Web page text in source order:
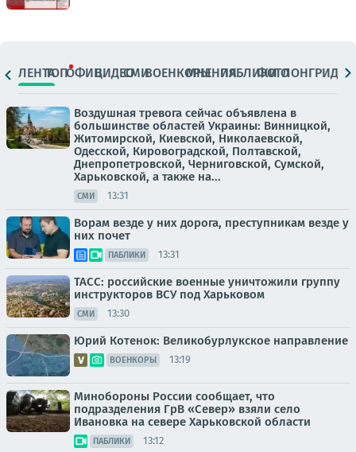
ЛЕНТАТОПОФИЦ.ВИДЕОСМИВОЕНКОРЫМНЕНИЯПАБЛИКИ
ФОТОЛОНГРИДЫ
Воздушная тревога сейчас объявлена в
большинстве областей Украины: Винницкой,
Житомирской, Киевской, Николаевской,
Одесской, Кировоградской, Полтавской,
Днепропетровской, Черниговской, Сумской,
Харьковской, а также на...
СМИ 13:31
Ворам везде у них дорога, преступникам везде у
них почет
ПАБЛИКИ 13:31
ТАСС: российские военные уничтожили группу
инструкторов ВСУ под Харьковом
СМИ 13:30
Юрий Котенок: Великобурлукское направление
ВОЕНКОРЫ 13:19
Минобороны России сообщает, что
подразделения ГрВ «Север» взяли село
Ивановка на севере Харьковской области
ПАБЛИКИ 13:12